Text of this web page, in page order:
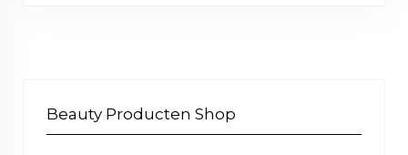
Beauty Producten Shop